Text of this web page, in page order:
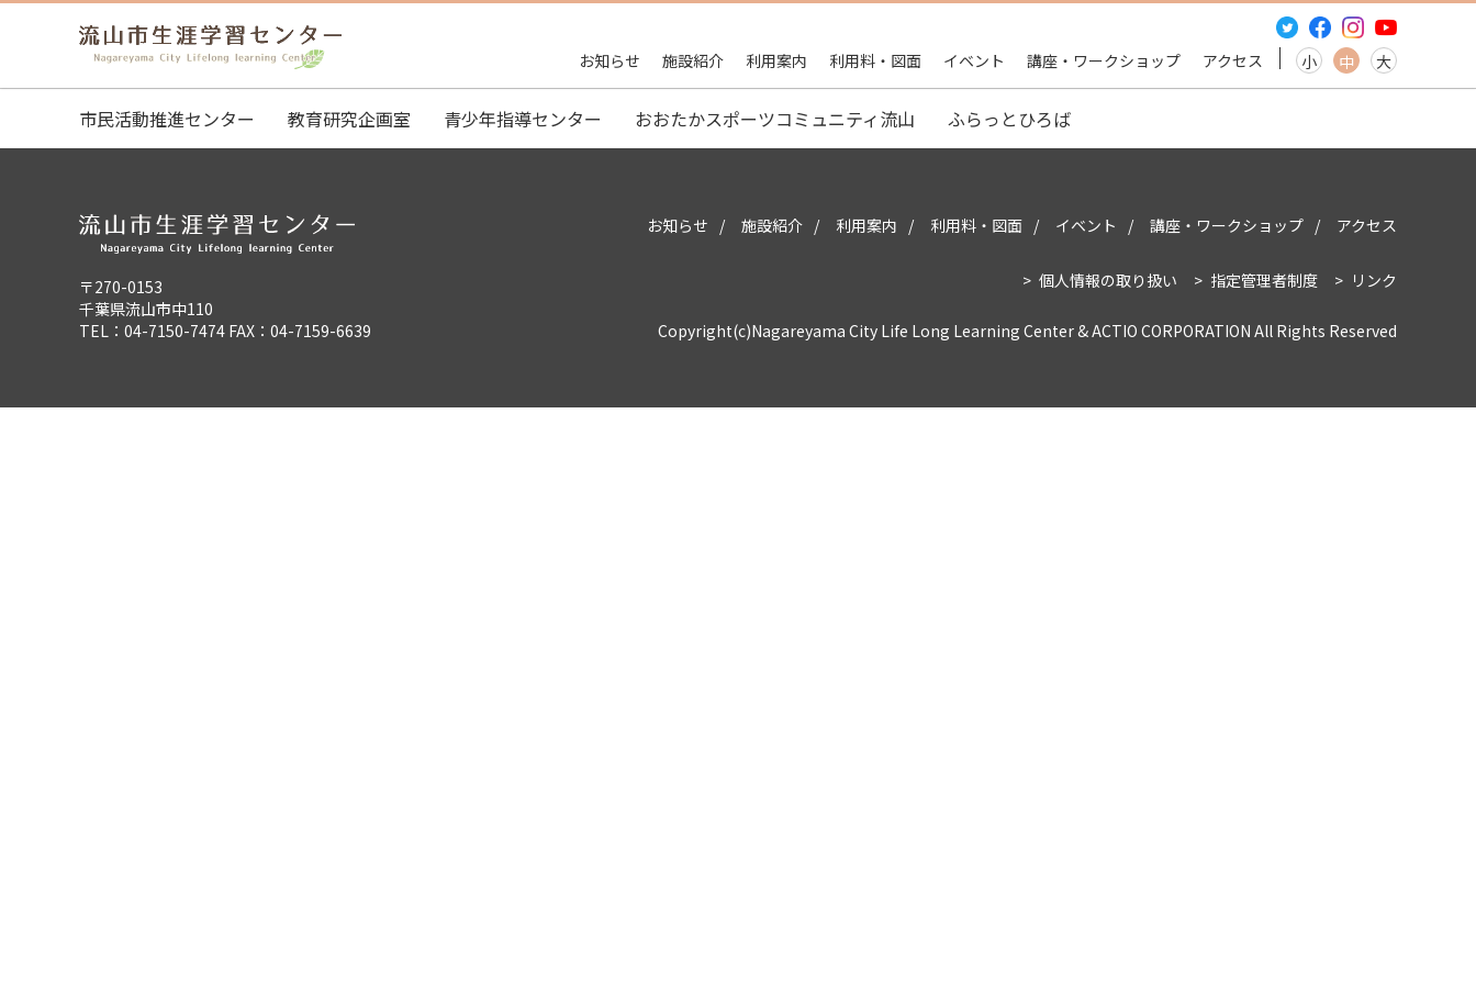
お知らせ 施設紹介 利用案内 利用料・図面 イベント 講座・ワークショップ アクセス 小 中 大
市民活動推進センター 教育研究企画室 青少年指導センター おおたかスポーツコミュニティ流山 ふらっとひろば
〒270-0153
千葉県流山市中110
TEL：04-7150-7474 FAX：04-7159-6639
お知らせ 施設紹介 利用案内 利用料・図面 イベント 講座・ワークショップ アクセス
個人情報の取り扱い 指定管理者制度 リンク
Copyright(c)Nagareyama City Life Long Learning Center & ACTIO CORPORATION All Rights Reserved